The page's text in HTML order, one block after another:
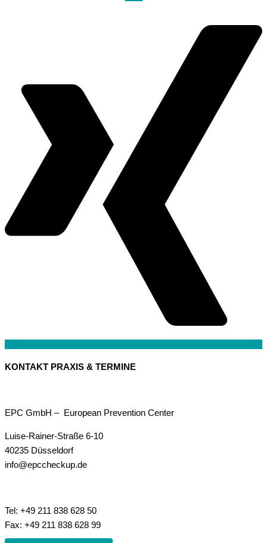
KONTAKT PRAXIS & TERMINE
EPC GmbH – European Prevention Center
Luise-Rainer-Straße 6-10
40235 Düsseldorf
info@epccheckup.de
Tel: +49 211 838 628 50
Fax: +49 211 838 628 99